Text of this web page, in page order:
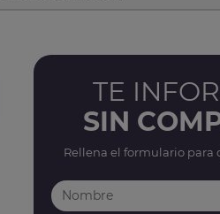
TE
SIN
Rellena el formulario para